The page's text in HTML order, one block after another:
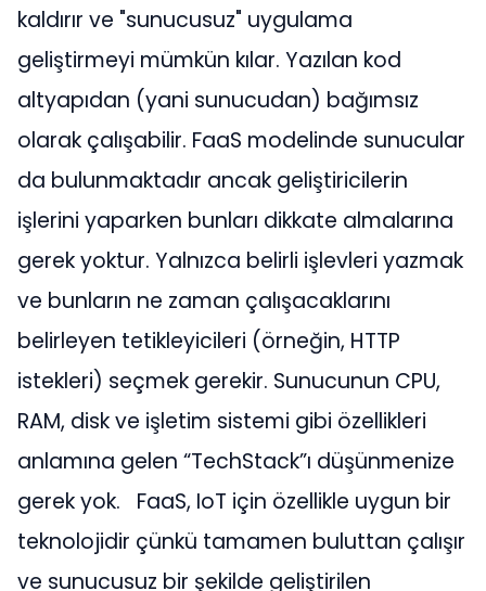
kaldırır ve "sunucusuz" uygulama
geliştirmeyi mümkün kılar. Yazılan kod
altyapıdan (yani sunucudan) bağımsız
olarak çalışabilir. FaaS modelinde sunucular
da bulunmaktadır ancak geliştiricilerin
işlerini yaparken bunları dikkate almalarına
gerek yoktur. Yalnızca belirli işlevleri yazmak
ve bunların ne zaman çalışacaklarını
belirleyen tetikleyicileri (örneğin, HTTP
istekleri) seçmek gerekir. Sunucunun CPU,
RAM, disk ve işletim sistemi gibi özellikleri
anlamına gelen “TechStack”ı düşünmenize
gerek yok.
FaaS, IoT için özellikle uygun bir
teknolojidir çünkü tamamen buluttan çalışır
ve sunucusuz bir şekilde geliştirilen